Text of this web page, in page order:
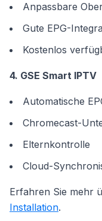
Anpassbare
Gute EPG-
Kostenlos
4. GSE Smart IPTV
Automatische
Chromecast-
Elternkontrolle
Cloud-
Erfahren Sie mehr
Installation.